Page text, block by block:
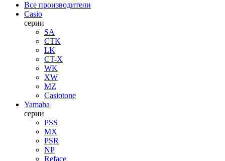
Все производители
Casio
серии
SA
CTK
LK
CT-X
WK
XW
MZ
Casiotone
Yamaha
серии
PSS
MX
PSR
NP
Reface